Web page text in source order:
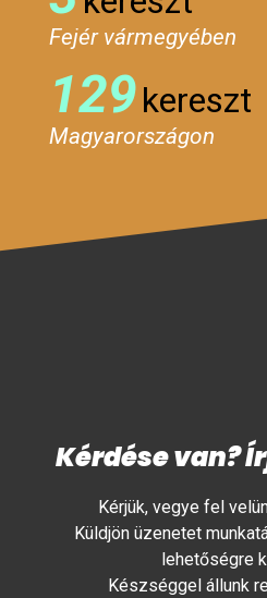
Fejér vármegyében
129kereszt
Magyarországon
Kérdése van?
Kérjük, vegye fel
Küldjön üzenetet
lehetőségre
Készséggel állunk